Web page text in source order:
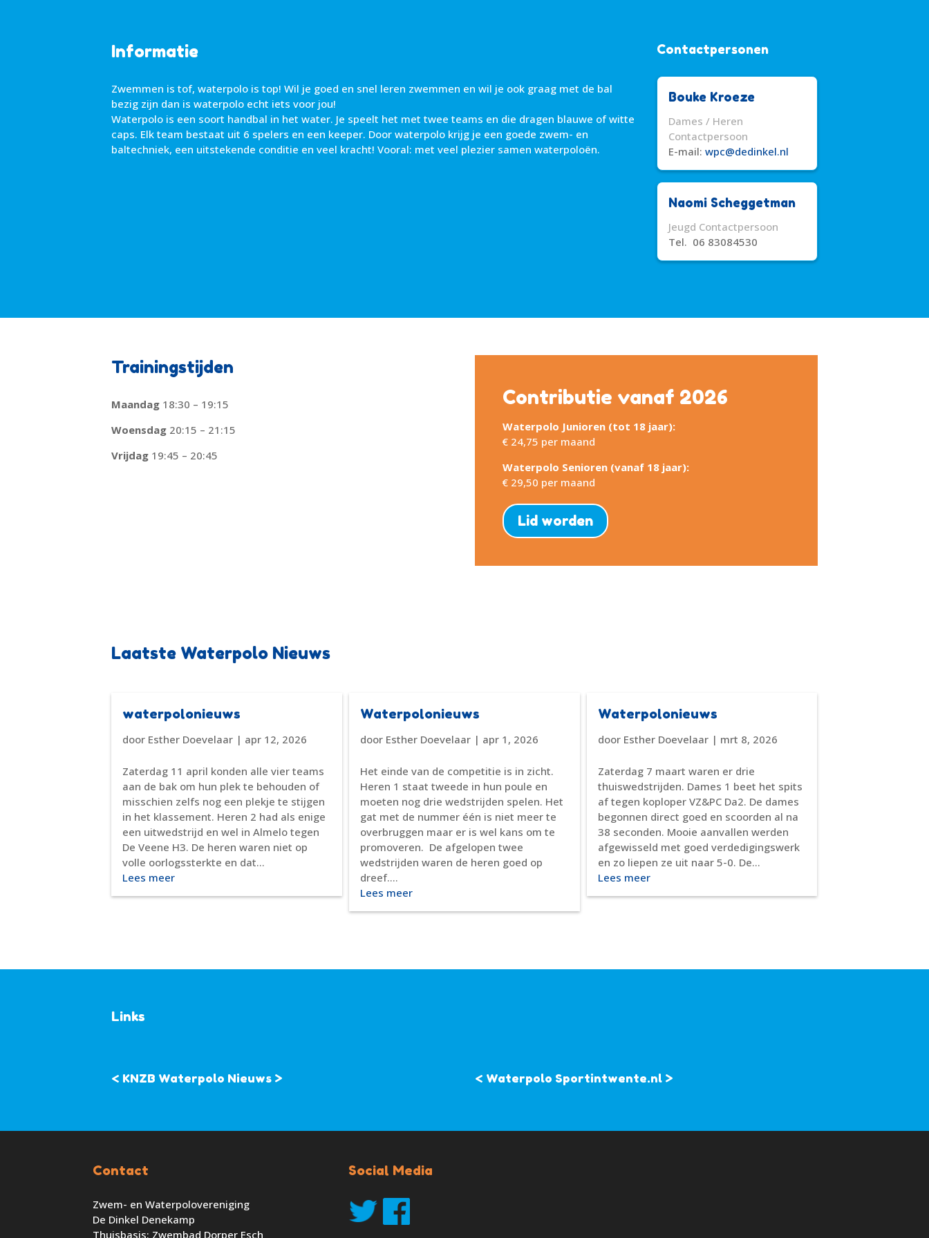
Informatie
Zwemmen is tof, waterpolo is top! Wil je goed en snel leren zwemmen en wil je ook graag met de bal
bezig zijn dan is waterpolo echt iets voor jou!
Waterpolo is een soort handbal in het water. Je speelt het met twee teams en die dragen blauwe of witte
caps. Elk team bestaat uit 6 spelers en een keeper. Door waterpolo krijg je een goede zwem- en
baltechniek, een uitstekende conditie en veel kracht! Vooral: met veel plezier samen waterpoloën.
Contactpersonen
Bouke Kroeze
Dames / Heren
Contactpersoon
E-mail:wpc@dedinkel.nl
Naomi Scheggetman
Jeugd Contactpersoon
Tel. 06 83084530
Trainingstijden
Maandag 18:30 – 19:15
Woensdag 20:15 – 21:15
Vrijdag 19:45 – 20:45
Contributie vanaf 2026
Waterpolo Junioren (tot 18 jaar):
€ 24,75 per maand
Waterpolo Senioren (vanaf 18 jaar):
€ 29,50 per maand
Lid worden
Laatste Waterpolo Nieuws
waterpolonieuws
door Esther Doevelaar | apr 12, 2026
Zaterdag 11 april konden alle vier teams
aan de bak om hun plek te behouden of
misschien zelfs nog een plekje te stijgen
in het klassement. Heren 2 had als enige
een uitwedstrijd en wel in Almelo tegen
De Veene H3. De heren waren niet op
volle oorlogssterkte en dat...
Lees meer
Waterpolonieuws
door Esther Doevelaar | apr 1, 2026
Het einde van de competitie is in zicht.
Heren 1 staat tweede in hun poule en
moeten nog drie wedstrijden spelen. Het
gat met de nummer één is niet meer te
overbruggen maar er is wel kans om te
promoveren. De afgelopen twee
wedstrijden waren de heren goed op
dreef....
Lees meer
Waterpolonieuws
door Esther Doevelaar| mrt 8, 2026
Zaterdag 7 maart waren er drie
thuiswedstrijden. Dames 1 beet het spits
af tegen koploper VZ&PC Da2. De dames
begonnen direct goed en scoorden al na
38 seconden. Mooie aanvallen werden
afgewisseld met goed verdedigingswerk
en zo liepen ze uit naar 5-0. De...
Lees meer
Links
< KNZB Waterpolo Nieuws > < Waterpolo Sportintwente.nl >
Contact
Zwem- en Waterpolovereniging
De Dinkel Denekamp
Thuisbasis: Zwembad Dorper Esch
Social Media